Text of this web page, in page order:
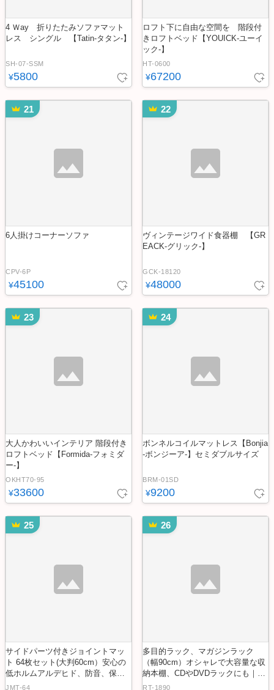
4 Ｗay 折りたたみソファマット
レス シングル 【Tatin-タタン-】
SH-07-SSM
¥5800
ロフト下に自由な空間を 階段付
きロフトベッド【YOUICK-ユーイ
ック-】
HT-0600
¥67200
21
6人掛けコーナーソファ
CPV-6P
¥45100
22
ヴィンテージワイド食器棚 【GR
EACK-グリック-】
GCK-18120
¥48000
23
大人かわいいインテリア 階段付き
ロフトベッド【Formida-フォミダ
ー-】
OKHT70-95
¥33600
24
ボンネルコイルマットレス【Bonjia
-ボンジーア-】セミダブルサイズ
BRM-01SD
¥9200
25
サイドパーツ付きジョイントマッ
ト 64枚セット(大判60cm）安心の
低ホルムアルデヒド、防音、保温
【Nobile-ノービレ-】
JMT-64
26
多目的ラック、マガジンラック
（幅90cm）オシャレで大容量な収
納本棚、CDやDVDラックにも｜Re
tta-レッタ-
RT-1890